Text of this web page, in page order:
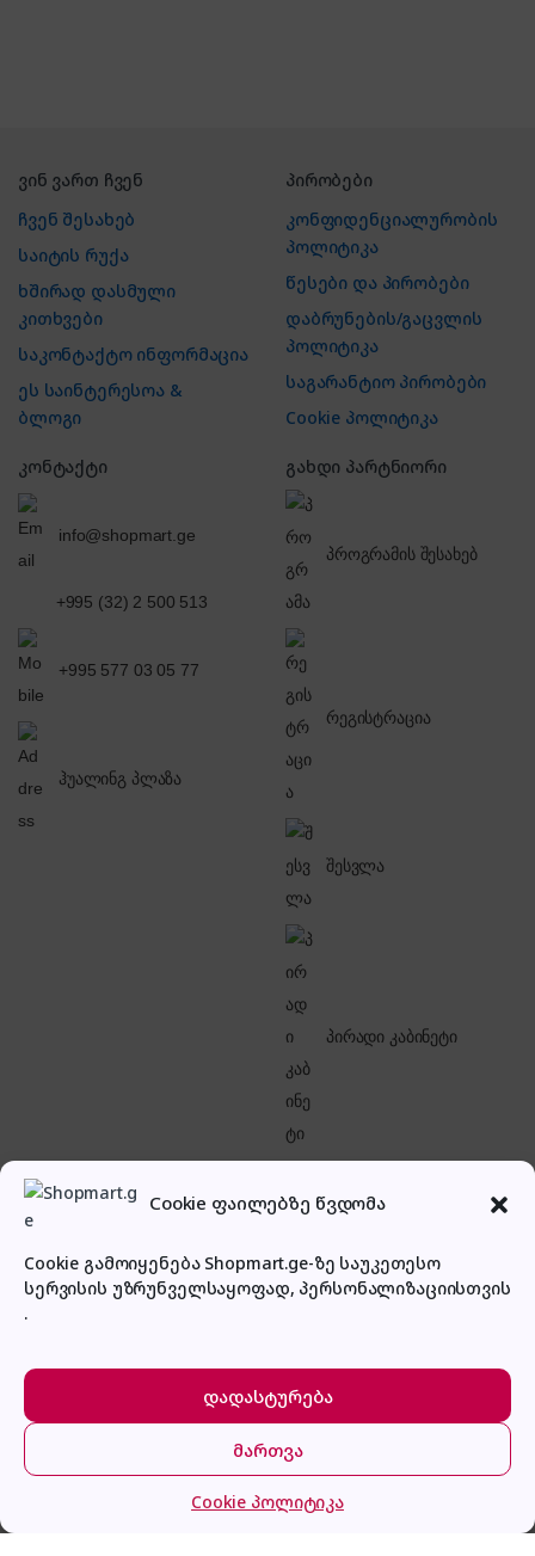
Cookie ფაილებზე წვდომა
Cookie გამოიყენება Shopmart.ge-ზე საუკეთესო
სერვისის უზრუნველსაყოფად, პერსონალიზაციისთვის
.
დადასტურება
მართვა
Cookie პოლიტიკა
ვინ ვართ ჩვენ
ჩვენ შესახებ
საიტის რუქა
ხშირად დასმული
კითხვები
საკონტაქტო ინფორმაცია
ეს საინტერესოა &
ბლოგი
პირობები
კონფიდენციალურობის
პოლიტიკა
წესები და პირობები
დაბრუნების/გაცვლის
პოლიტიკა
საგარანტიო პირობები
Cookie პოლიტიკა
კონტაქტი
info@shopmart.ge
+995 (32) 2 500 513
+995 577 03 05 77
ჰუალინგ პლაზა
გახდი პარტნიორი
პროგრამის შესახებ
რეგისტრაცია
შესვლა
პირადი კაბინეტი
გაქვს შეკითხვა?
დაგვირეკე ან მოგვწერე!
032 2 500 513
მთავარი კატეგორიები კალათა შესვლა